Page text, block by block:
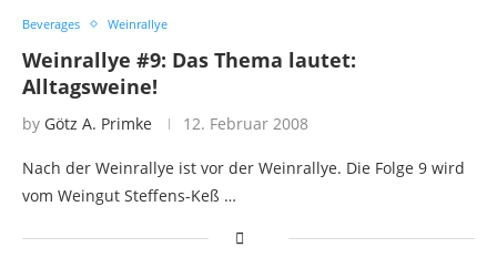
Beverages Weinrallye
Weinrallye #9: Das Thema lautet:
Alltagsweine!
by Götz A. Primke 12. Februar 2008
Nach der Weinrallye ist vor der Weinrallye. Die Folge 9 wird
vom Weingut Steffens-Keß …